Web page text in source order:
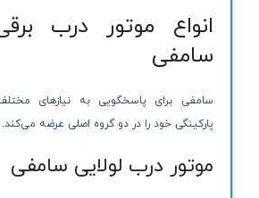
انواع موتور درب
سامفی
سامفی برای پاسخگویی به نیازهای مختلف
پارکینگی خود را در دو گروه اصلی عرضه می‌کند.
موتور درب لولایی سامفی